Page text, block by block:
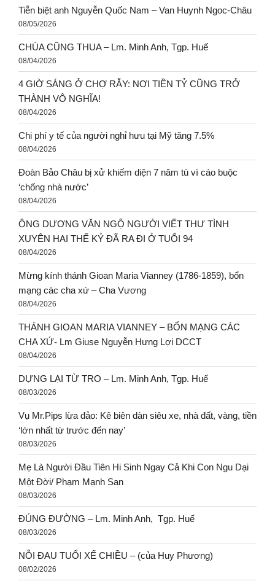
Tiễn biệt anh Nguyễn Quốc Nam – Van Huynh Ngoc-Châu
08/05/2026
CHÚA CŨNG THUA – Lm. Minh Anh, Tgp. Huế
08/04/2026
4 GIỜ SÁNG Ở CHỢ RẪY: NƠI TIỀN TỶ CŨNG TRỞ
THÀNH VÔ NGHĨA!
08/04/2026
Chi phí y tế của người nghỉ hưu tại Mỹ tăng 7.5%
08/04/2026
Đoàn Bảo Châu bị xử khiếm diện 7 năm tù vì cáo buộc
‘chống nhà nước’
08/04/2026
ÔNG DƯƠNG VĂN NGỘ NGƯỜI VIẾT THƯ TÌNH
XUYÊN HAI THẾ KỶ ĐÃ RA ĐI Ở TUỔI 94
08/04/2026
Mừng kính thánh Gioan Maria Vianney (1786-1859), bổn
mạng các cha xứ – Cha Vương
08/04/2026
THÁNH GIOAN MARIA VIANNEY – BỔN MẠNG CÁC
CHA XỨ- Lm Giuse Nguyễn Hưng Lợi DCCT
08/04/2026
DỰNG LẠI TỪ TRO – Lm. Minh Anh, Tgp. Huế
08/03/2026
Vụ Mr.Pips lừa đảo: Kê biên dàn siêu xe, nhà đất, vàng, tiền
‘lớn nhất từ trước đến nay’
08/03/2026
Mẹ Là Người Đầu Tiên Hi Sinh Ngay Cả Khi Con Ngu Dại
Một Đời/ Phạm Mạnh San
08/03/2026
ĐÚNG ĐƯỜNG – Lm. Minh Anh, Tgp. Huế
08/03/2026
NỖI ĐAU TUỔI XẾ CHIỀU – (của Huy Phương)
08/02/2026